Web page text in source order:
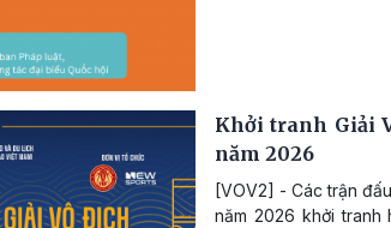
Khởi tranh Giải
năm 2026
[VOV2] - Các trận
năm 2026 khởi tranh